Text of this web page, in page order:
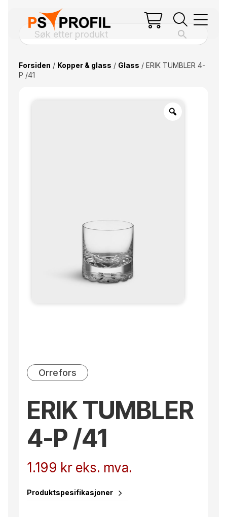
Forsiden / Kopper & glass / Glass / ERIK TUMBLER 4-
P /41
Orrefors
ERIK TUMBLER
4-P /41
1.199 kr eks. mva.
Produktspesifikasjoner